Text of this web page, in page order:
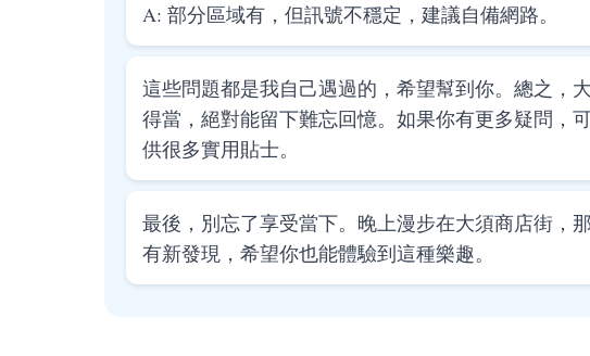
A: 部分區域有，但訊號不穩定，建議自備網路。
這些問題都是我自己遇過的，希望幫到你。總之，
得當，絕對能留下難忘回憶。如果你有更多疑問，
供很多實用貼士。
最後，別忘了享受當下。晚上漫步在大須商店街，
有新發現，希望你也能體驗到這種樂趣。